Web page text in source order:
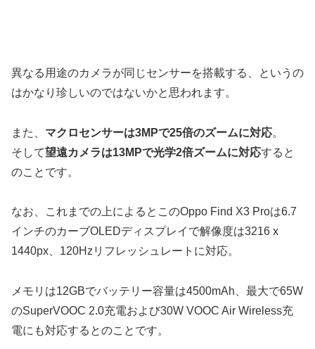
異なる用途のカメラが同じセンサーを搭載する、というの
はかなり珍しいのではないかと思われます。
また、 マクロセンサーは3MPで25倍のズームに対応。
そして望遠カメラは13MPで光学2倍ズームに対応すると
のことです。
なお、これまでの上によるとこのOppo Find X3 Proは6.7
インチのカーブOLEDディスプレイで解像度は3216 x
1440px、120Hzリフレッシュレートに対応。
メモリは12GBでバッテリー容量は4500mAh、最大で65W
のSuperVOOC 2.0充電および30W VOOC Air Wireless充
電にも対応するとのことです。